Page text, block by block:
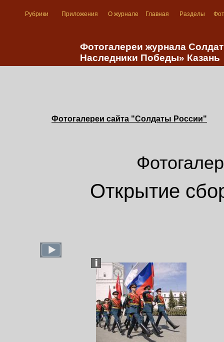
Рубрики Приложения О журнале Главная Разделы
Фотогалереи журнала
Наследники Победы» Казань
Фотогалереи сайта "Солдаты России"
Открытие